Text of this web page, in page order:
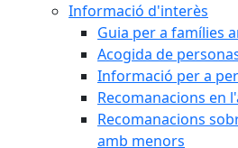
Informació d'interès
Guia per a famílies
Acogida de
Informació per a
Recomanacions en
Recomanacions
amb menors